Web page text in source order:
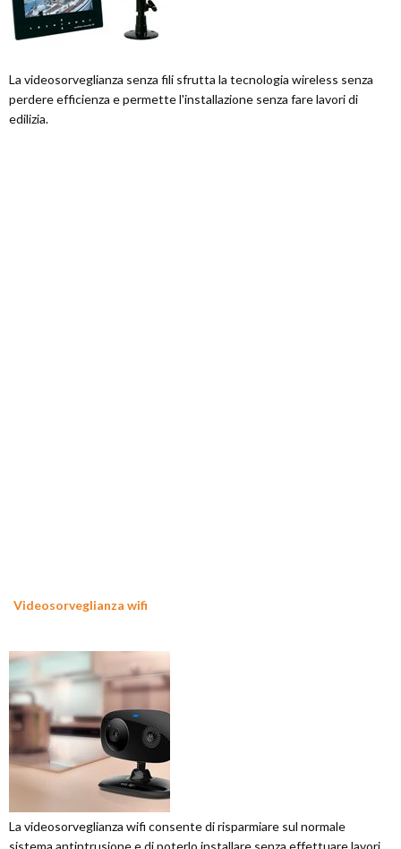
La videosorveglianza senza fili sfrutta la tecnologia wireless senza
perdere efficienza e permette l'installazione senza fare lavori di
edilizia.
Videosorveglianza wifi
La videosorveglianza wifi consente di risparmiare sul normale
sistema antintrusione e di poterlo installare senza effettuare lavori